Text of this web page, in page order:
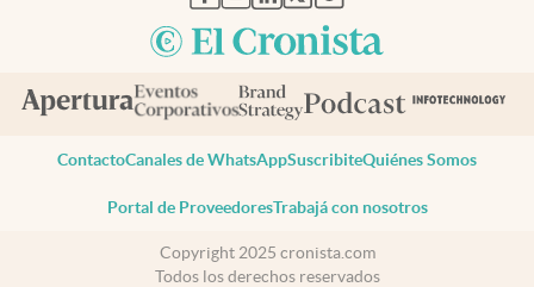
ContactoCanales de WhatsAppSuscribiteQuiénes Somos
Portal de ProveedoresTrabajá con nosotros
Copyright 2025 cronista.com
Todos los derechos reservados